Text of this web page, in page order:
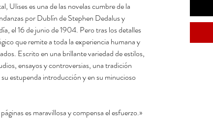
Ulises es una de las novelas cumbre de la
por Dublín de Stephen Dedalus y
el 16 de junio de 1904. Pero tras los detalles
que remite a toda la experiencia humana y
Escrito en una brillante variedad de estilos,
ensayos y controversias, una tradición
estupenda introducción y en su minucioso
es maravillosa y compensa el esfuerzo.»